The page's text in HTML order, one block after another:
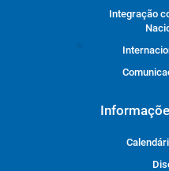
Integração